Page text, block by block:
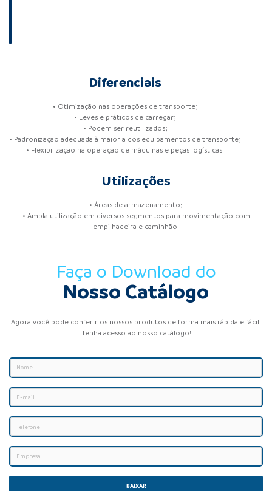
Diferenciais
• Otimização nas operações de transporte;
• Leves e práticos de carregar;
• Podem ser reutilizados;
• Padronização adequada à maioria dos equipamentos de transporte;
• Flexibilização na operação de máquinas e peças logísticas.
Utilizações
• Áreas de armazenamento;
• Ampla utilização em diversos segmentos para movimentação com
empilhadeira e caminhão.
Faça o Download do
Nosso Catálogo
Agora você pode conferir os nossos produtos de forma mais rápida e fácil.
Tenha acesso ao nosso catálogo!
BAIXAR